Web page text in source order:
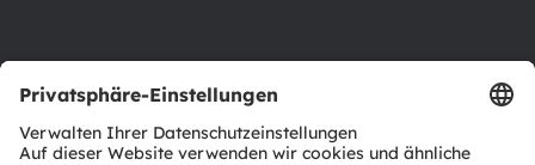
Produkt Selektor
Download Center
Tools